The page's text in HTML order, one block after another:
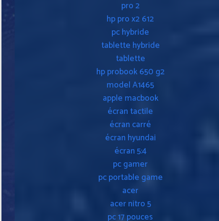
pro 2
hp pro x2 612
pc hybride
tablette hybride
tablette
hp probook 650 g2
model A1465
apple macbook
écran tactile
écran carré
écran hyundai
écran 5:4
pc gamer
pc portable game
acer
acer nitro 5
pc 17 pouces